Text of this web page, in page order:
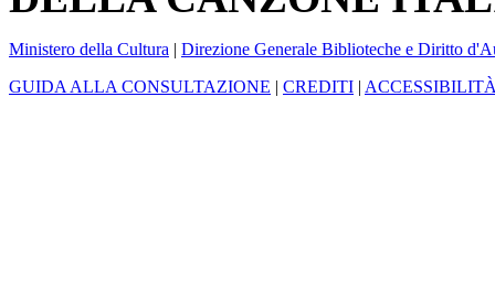
Ministero della Cultura | Direzione Generale Biblioteche e Diritto
GUIDA ALLA CONSULTAZIONE | CREDITI |